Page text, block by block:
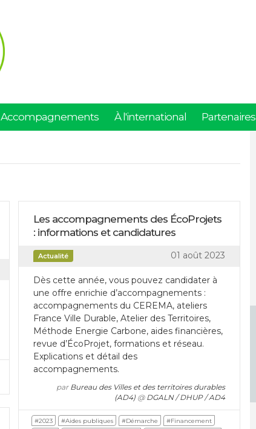
Accompagnements À l'international Partenaires
Les accompagnements des ÉcoProjets
: informations et candidatures
Actualité 01 août 2023
Dès cette année, vous pouvez candidater à
une offre enrichie d’accompagnements :
accompagnements du CEREMA, ateliers
France Ville Durable, Atelier des Territoires,
Méthode Energie Carbone, aides financières,
revue d’ÉcoProjet, formations et réseau.
Explications et détail des
accompagnements.
parBureau des Villes et des territoires durables
(AD4) @DGALN / DHUP / AD4
#2023 #Aides publiques #Démarche
#Financement